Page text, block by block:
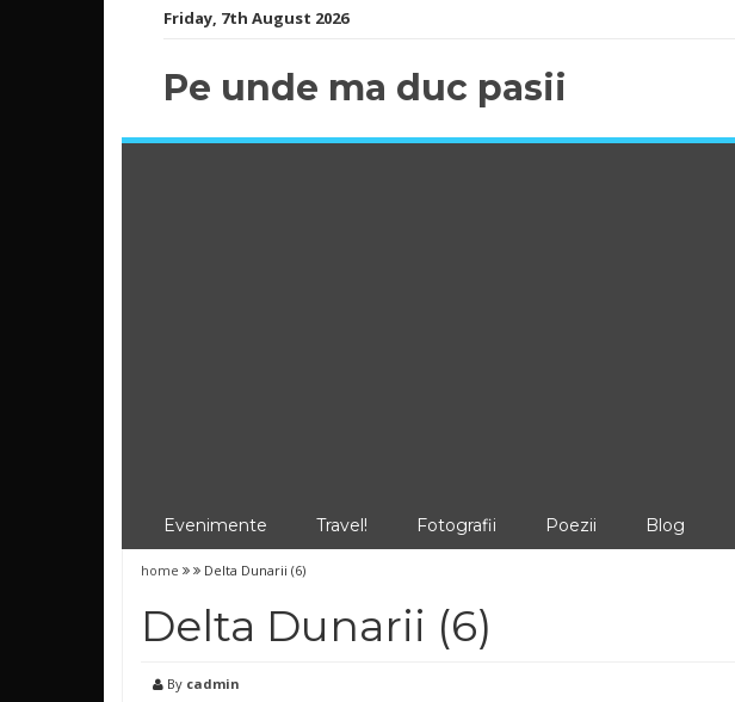
Friday, 7th August 2026
Pe unde ma duc pasii
Evenimente Travel! Fotografii Poezii Blog
home Delta Dunarii (6)
Delta Dunarii (6)
By cadmin